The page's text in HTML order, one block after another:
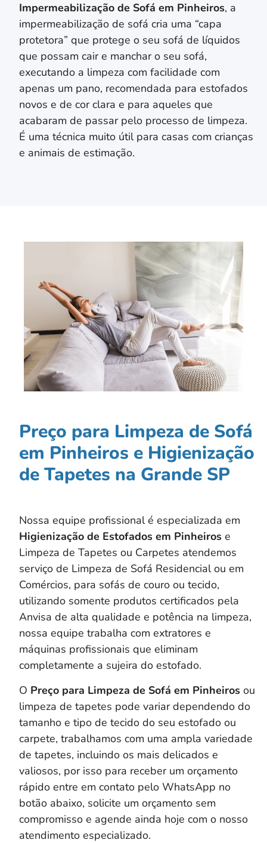
Impermeabilização de Sofá em Pinheiros, a
impermeabilização de sofá cria uma “capa
protetora” que protege o seu sofá de líquidos
que possam cair e manchar o seu sofá,
executando a limpeza com facilidade com
apenas um pano, recomendada para estofados
novos e de cor clara e para aqueles que
acabaram de passar pelo processo de limpeza.
É uma técnica muito útil para casas com crianças
e animais de estimação.
Preço para Limpeza de Sofá
em Pinheiros e Higienização
de Tapetes na Grande SP
Nossa equipe profissional é especializada em
Higienização de Estofados em Pinheiros e
Limpeza de Tapetes ou Carpetes atendemos
serviço de Limpeza de Sofá Residencial ou em
Comércios, para sofás de couro ou tecido,
utilizando somente produtos certificados pela
Anvisa de alta qualidade e potência na limpeza,
nossa equipe trabalha com extratores e
máquinas profissionais que eliminam
completamente a sujeira do estofado.
O Preço para Limpeza de Sofá em Pinheiros ou
limpeza de tapetes pode variar dependendo do
tamanho e tipo de tecido do seu estofado ou
carpete, trabalhamos com uma ampla variedade
de tapetes, incluindo os mais delicados e
valiosos, por isso para receber um orçamento
rápido entre em contato pelo WhatsApp no
botão abaixo, solicite um orçamento sem
compromisso e agende ainda hoje com o nosso
atendimento especializado.